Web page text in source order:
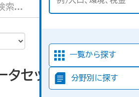
一覧から探す
分野別に探す
タセットが見つか